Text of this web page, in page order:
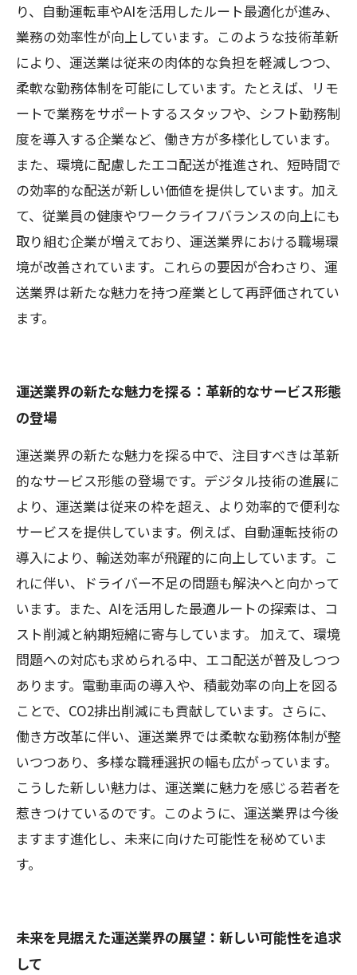
り、自動運転車やAIを活用したルート最適化が進み、
業務の効率性が向上しています。このような技術革新
により、運送業は従来の肉体的な負担を軽減しつつ、
柔軟な勤務体制を可能にしています。たとえば、リモ
ートで業務をサポートするスタッフや、シフト勤務制
度を導入する企業など、働き方が多様化しています。
また、環境に配慮したエコ配送が推進され、短時間で
の効率的な配送が新しい価値を提供しています。加え
て、従業員の健康やワークライフバランスの向上にも
取り組む企業が増えており、運送業界における職場環
境が改善されています。これらの要因が合わさり、運
送業界は新たな魅力を持つ産業として再評価されてい
ます。
運送業界の新たな魅力を探る：革新的なサービス形態
の登場
運送業界の新たな魅力を探る中で、注目すべきは革新
的なサービス形態の登場です。デジタル技術の進展に
より、運送業は従来の枠を超え、より効率的で便利な
サービスを提供しています。例えば、自動運転技術の
導入により、輸送効率が飛躍的に向上しています。こ
れに伴い、ドライバー不足の問題も解決へと向かって
います。また、AIを活用した最適ルートの探索は、コ
スト削減と納期短縮に寄与しています。 加えて、環境
問題への対応も求められる中、エコ配送が普及しつつ
あります。電動車両の導入や、積載効率の向上を図る
ことで、CO2排出削減にも貢献しています。さらに、
働き方改革に伴い、運送業界では柔軟な勤務体制が整
いつつあり、多様な職種選択の幅も広がっています。
こうした新しい魅力は、運送業に魅力を感じる若者を
惹きつけているのです。このように、運送業界は今後
ますます進化し、未来に向けた可能性を秘めていま
す。
未来を見据えた運送業界の展望：新しい可能性を追求
して